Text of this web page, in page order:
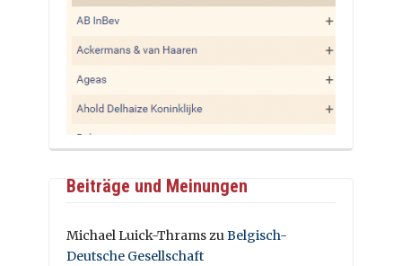
Beiträge und Meinungen
Michael Luick-ThramszuBelgisch-
Deutsche Gesellschaft